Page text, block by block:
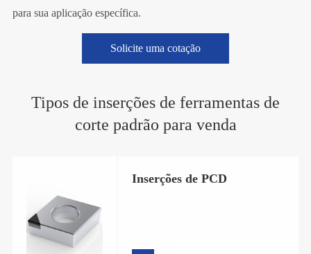
para sua aplicação específica.
Solicite uma cotação
Tipos de inserções de ferramentas de
corte padrão para venda
Inserções de PCD